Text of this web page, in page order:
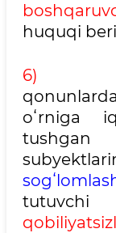
huquqi
oʻrniga